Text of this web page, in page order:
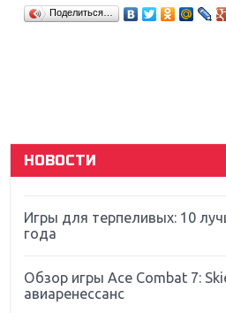
Поделиться…
НОВОСТИ
Крупнейшие релизы мая:
Sony
Far Cry 5: хвалить нельзя
Игры для терпеливых: 10
года
Обзор игры Ace Combat 7:
авиаренессанс